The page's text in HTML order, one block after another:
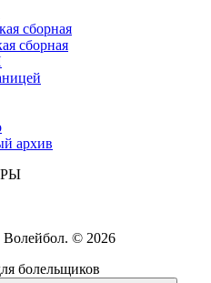
сборная
сборная
архив
© 2026
болельщиков